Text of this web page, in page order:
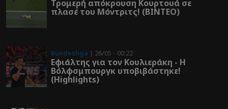
Τρομερή απόκρουση Κουρτουά σε
πλασέ του Μόντριτς! (ΒΙΝΤΕΟ)
Bundesliga | 26/05 - 00:22
Εφιάλτης για τον Κουλιεράκη - Η
Βόλφσμπουργκ υποβιβάστηκε!
(Highlights)